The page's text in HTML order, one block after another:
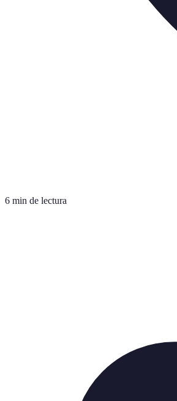
6 min de lectura